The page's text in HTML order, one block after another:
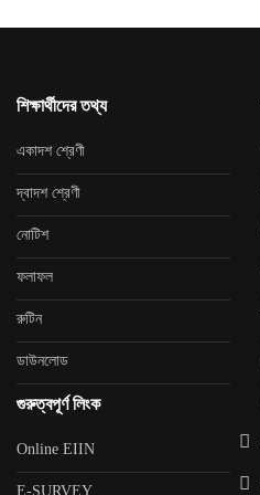
শিক্ষার্থীদের তথ্য
একাদশ শ্রেণী
দ্বাদশ শ্রেণী
নোটিশ
ফলাফল
রুটিন
ডাউনলোড
গুরুত্বপূর্ণ লিংক
Online EIIN
E-SURVEY